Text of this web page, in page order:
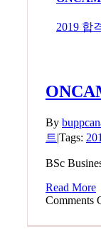
2019 합
By
트|Tags:
BSc
Read More
Comments